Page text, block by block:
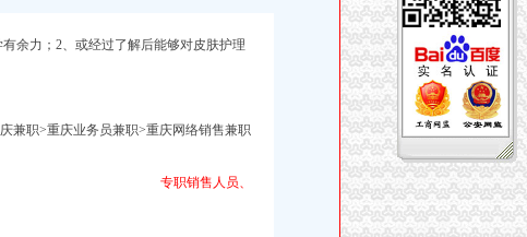
余力；2、或经过了解后能够对皮肤护理
兼职>重庆业务员兼职>重庆网络销售兼职
专职销售人员、